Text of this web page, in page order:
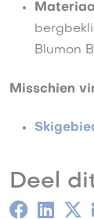
Blumon
Misschien
Deel